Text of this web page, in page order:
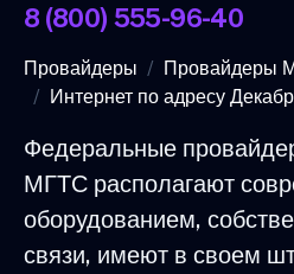
8 (800) 555-96-40
Провайдеры
Провайдеры
Интернет по адресу
Федеральные
МГТС располагают
оборудованием,
связи, имеют в своем